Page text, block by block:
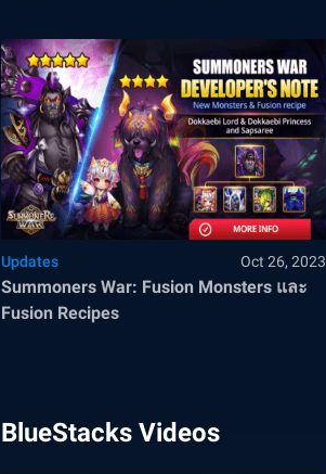
Updates Oct 26, 2023
Summoners War: Fusion Monsters และ
Fusion Recipes
BlueStacks Videos